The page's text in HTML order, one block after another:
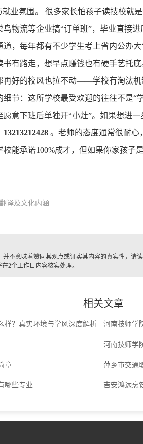
业氛围。 很多家长怕孩子读技校就
物流等企业搞“订单班”，毕业直接
，每年都有不少学生考上省内公办
书有路走，想早点赚钱也有硬手艺托
再好的校风也拉不动——学校有淘汰机
节：这所学校最受欢迎的往往不是“
意下班后单独开“小灶”。如果想进
13213212428 。老师的态度通常很耐心
能承诺100%成才，但如果你家孩子
译及文化内涵
不意味着赞同其观点或证实其内容的真实性，请
2个工作日内容核实处理。
相关文章
样？真实环境与学风深度解析 河南技师学
河南技师学
章 萍乡市交通
哪些专业 吉安鸿远烹